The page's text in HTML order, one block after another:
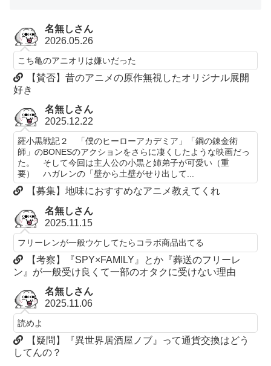
名無しさん
2026.05.26
こち亀のアニオリは嫌いだった
【賛否】昔のアニメの原作無視したオリジナル展開
好き
名無しさん
2025.12.22
羅小黒戦記２ 「僕のヒーローアカデミア」「鋼の錬金術
師」のBONESのアクションをさらに凄くしたような映画だっ
た。 そして今回は主人公の小黒と姉弟子が可愛い（重
要） ハガレンの「壁から土壁がせり出して...
【募集】地味におすすめなアニメ教えてくれ
名無しさん
2025.11.15
フリーレンが一般ウケしてたらコラボ商品出てる
【考察】『SPY×FAMILY』とか『葬送のフリーレ
ン』が一般受け良くて一部のオタクに受けない理由
名無しさん
2025.11.06
読めよ
【疑問】『異世界居酒屋ノブ』って通貨交換はどう
してんの？